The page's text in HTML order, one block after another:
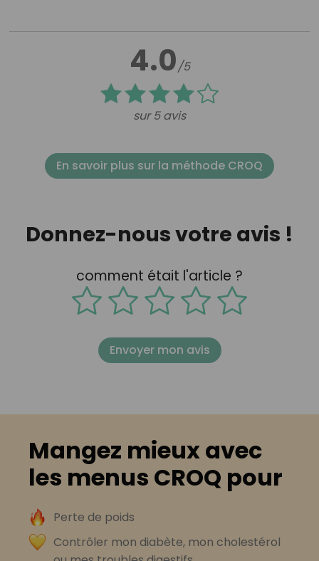
4.0/5
sur 5 avis
En savoir plus sur la méthode CROQ
Donnez-nous votre avis !
comment était l'article ?
Envoyer mon avis
Mangez mieux avec
les menus CROQ pour
Perte de poids
Contrôler mon diabète, mon cholestérol